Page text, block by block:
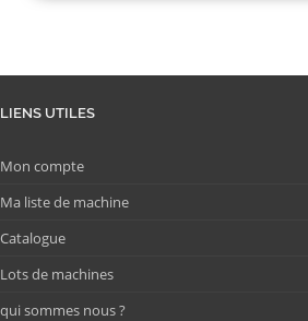
LIENS UTILES
Mon compte
Ma liste de machine
Catalogue
Lots de machines
qui sommes nous ?